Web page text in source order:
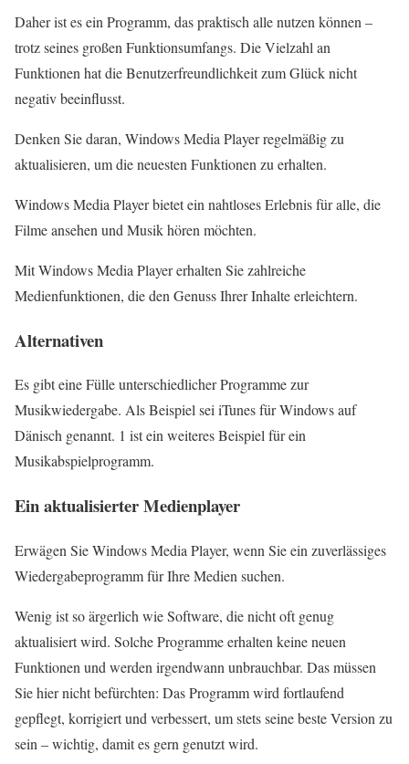
Daher ist es ein Programm, das praktisch alle nutzen können –
trotz seines großen Funktionsumfangs. Die Vielzahl an
Funktionen hat die Benutzerfreundlichkeit zum Glück nicht
negativ beeinflusst.
Denken Sie daran, Windows Media Player regelmäßig zu
aktualisieren, um die neuesten Funktionen zu erhalten.
Windows Media Player bietet ein nahtloses Erlebnis für alle, die
Filme ansehen und Musik hören möchten.
Mit Windows Media Player erhalten Sie zahlreiche
Medienfunktionen, die den Genuss Ihrer Inhalte erleichtern.
Alternativen
Es gibt eine Fülle unterschiedlicher Programme zur
Musikwiedergabe. Als Beispiel sei iTunes für Windows auf
Dänisch genannt. 1 ist ein weiteres Beispiel für ein
Musikabspielprogramm.
Ein aktualisierter Medienplayer
Erwägen Sie Windows Media Player, wenn Sie ein zuverlässiges
Wiedergabeprogramm für Ihre Medien suchen.
Wenig ist so ärgerlich wie Software, die nicht oft genug
aktualisiert wird. Solche Programme erhalten keine neuen
Funktionen und werden irgendwann unbrauchbar. Das müssen
Sie hier nicht befürchten: Das Programm wird fortlaufend
gepflegt, korrigiert und verbessert, um stets seine beste Version zu
sein – wichtig, damit es gern genutzt wird.